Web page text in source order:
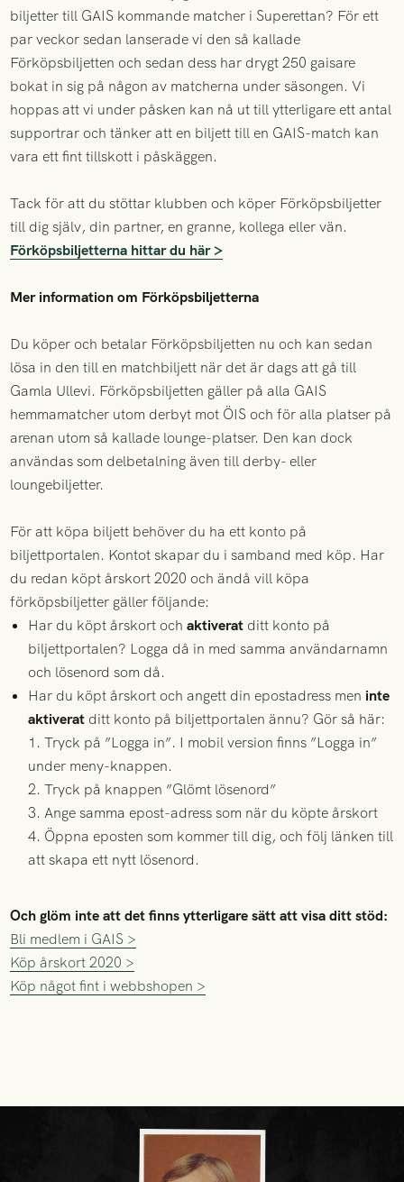
biljetter till GAIS kommande matcher i Superettan? För ett
par veckor sedan lanserade vi den så kallade
Förköpsbiljetten och sedan dess har drygt 250 gaisare
bokat in sig på någon av matcherna under säsongen. Vi
hoppas att vi under påsken kan nå ut till ytterligare ett antal
supportrar och tänker att en biljett till en GAIS-match kan
vara ett fint tillskott i påskäggen.
Tack för att du stöttar klubben och köper Förköpsbiljetter
till dig själv, din partner, en granne, kollega eller vän.
Förköpsbiljetterna hittar du här >
Mer information om Förköpsbiljetterna
Du köper och betalar Förköpsbiljetten nu och kan sedan
lösa in den till en matchbiljett när det är dags att gå till
Gamla Ullevi. Förköpsbiljetten gäller på alla GAIS
hemmamatcher utom derbyt mot ÖIS och för alla platser på
arenan utom så kallade lounge-platser. Den kan dock
användas som delbetalning även till derby- eller
loungebiljetter.
För att köpa biljett behöver du ha ett konto på
biljettportalen. Kontot skapar du i samband med köp. Har
du redan köpt årskort 2020 och ändå vill köpa
förköpsbiljetter gäller följande:
Har du köpt årskort ochaktiverat ditt konto på
biljettportalen? Logga då in med samma användarnamn
och lösenord som då.
Har du köpt årskort och angett din epostadress men inte
aktiverat ditt konto på biljettportalen ännu? Gör så här:
1. Tryck på ”Logga in”. I mobil version finns ”Logga in”
under meny-knappen.
2. Tryck på knappen ”Glömt lösenord”
3. Ange samma epost-adress som när du köpte årskort
4. Öppna eposten som kommer till dig, och följ länken till
att skapa ett nytt lösenord.
Och glöm inte att det finns ytterligare sätt att visa ditt stöd:
Bli medlem i GAIS >
Köp årskort 2020 >
Köp något fint i webbshopen >